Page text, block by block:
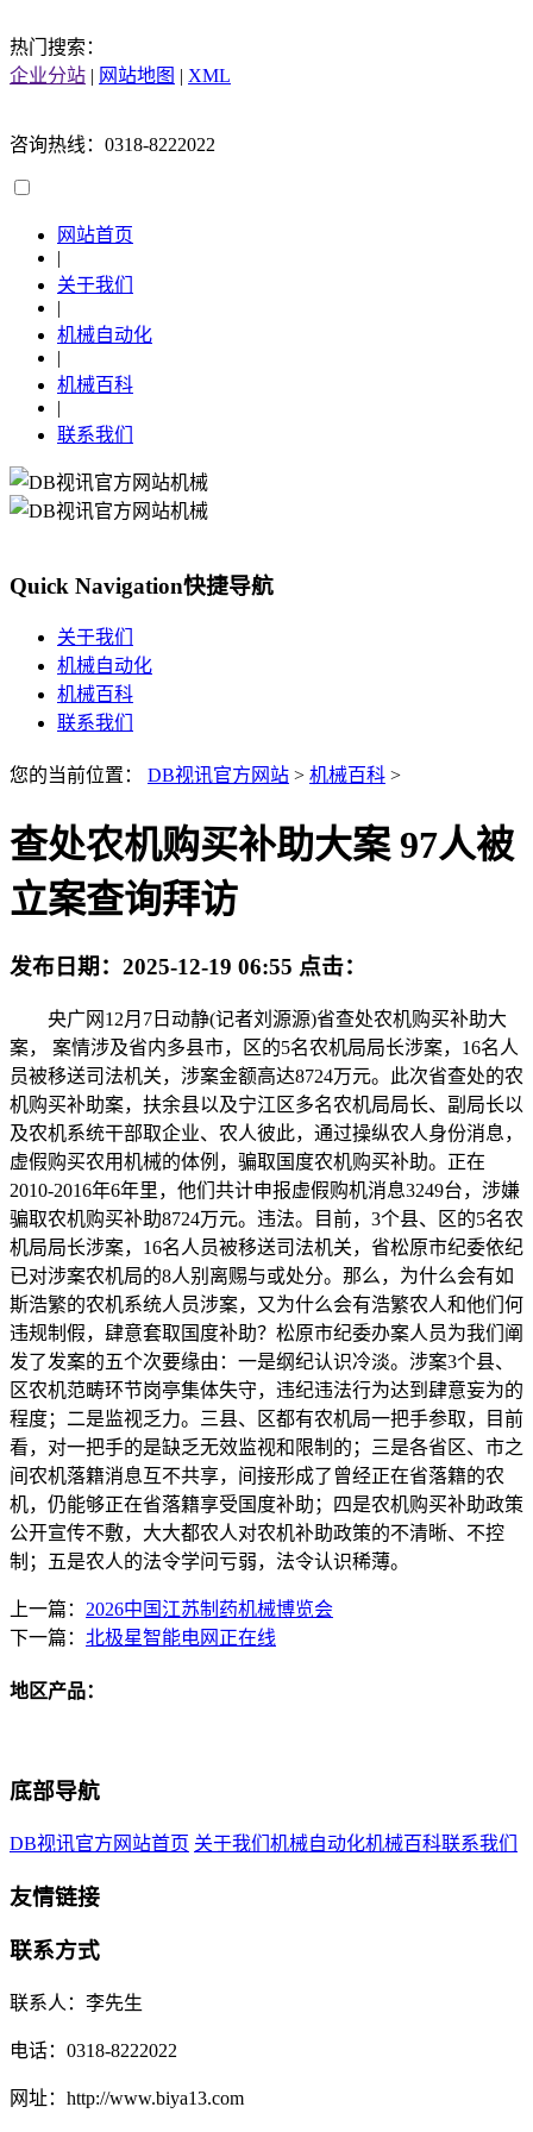
热门搜索：
企业分站 | 网站地图 | XML
咨询热线：0318-8222022
网站首页
|
关于我们
|
机械自动化
|
机械百科
|
联系我们
Quick Navigation快捷导航
关于我们
机械自动化
机械百科
联系我们
您的当前位置： DB视讯官方网站 > 机械百科 >
查处农机购买补助大案 97人被
立案查询拜访
发布日期： 2025-12-19 06:55 点击：
央广网12月7日动静(记者刘源源)省查处农机购买补助大
案， 案情涉及省内多县市，区的5名农机局局长涉案，16名人
员被移送司法机关，涉案金额高达8724万元。此次省查处的农
机购买补助案，扶余县以及宁江区多名农机局局长、副局长以
及农机系统干部取企业、农人彼此，通过操纵农人身份消息，
虚假购买农用机械的体例，骗取国度农机购买补助。正在
2010-2016年6年里，他们共计申报虚假购机消息3249台，涉嫌
骗取农机购买补助8724万元。违法。目前，3个县、区的5名农
机局局长涉案，16名人员被移送司法机关，省松原市纪委依纪
已对涉案农机局的8人别离赐与或处分。那么，为什么会有如
斯浩繁的农机系统人员涉案，又为什么会有浩繁农人和他们何
违规制假，肆意套取国度补助？松原市纪委办案人员为我们阐
发了发案的五个次要缘由：一是纲纪认识冷淡。涉案3个县、
区农机范畴环节岗亭集体失守，违纪违法行为达到肆意妄为的
程度；二是监视乏力。三县、区都有农机局一把手参取，目前
看，对一把手的是缺乏无效监视和限制的；三是各省区、市之
间农机落籍消息互不共享，间接形成了曾经正在省落籍的农
机，仍能够正在省落籍享受国度补助；四是农机购买补助政策
公开宣传不敷，大大都农人对农机补助政策的不清晰、不控
制；五是农人的法令学问亏弱，法令认识稀薄。
上一篇： 2026中国江苏制药机械博览会
下一篇： 北极星智能电网正在线
地区产品：
底部导航
DB视讯官方网站首页 关于我们 机械自动化机械百科联系我们
友情链接
联系方式
联系人：李先生
电话：0318-8222022
网址：http://www.biya13.com